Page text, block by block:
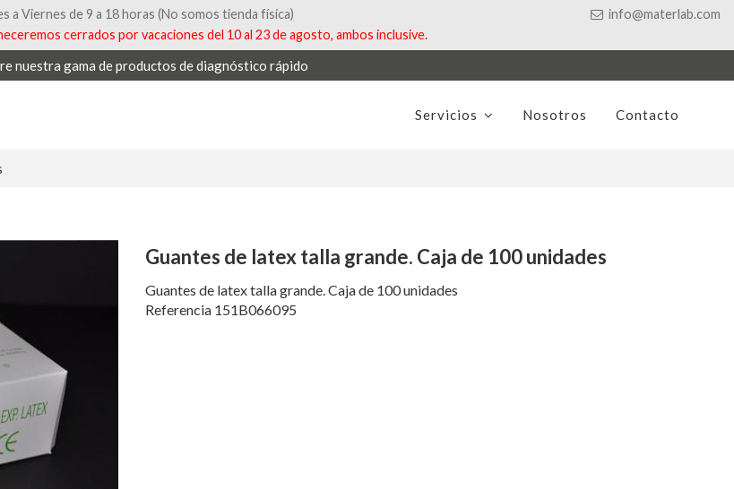
a Viernes de 9 a 18 horas (No somos tienda física)
cerrados por vacaciones del 10 al 23 de agosto, ambos inclusive.
info@materlab.com
nuestra gama de productos de diagnóstico rápido
Servicios Nosotros Contacto
Guantes de latex talla grande. Caja de 100 unidades
Guantes de latex talla grande. Caja de 100 unidades
Referencia 151B066095